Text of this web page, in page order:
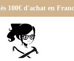
100€ d'achat en